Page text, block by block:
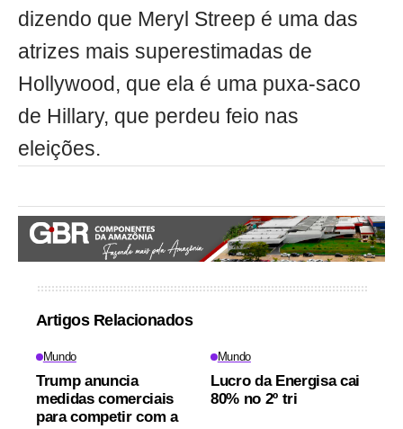
dizendo que Meryl Streep é uma das
atrizes mais superestimadas de
Hollywood, que ela é uma puxa-saco
de Hillary, que perdeu feio nas
eleições.
Artigos Relacionados
Mundo
Trump anuncia
medidas comerciais
para competir com a
Mundo
Lucro da Energisa cai
80% no 2º tri